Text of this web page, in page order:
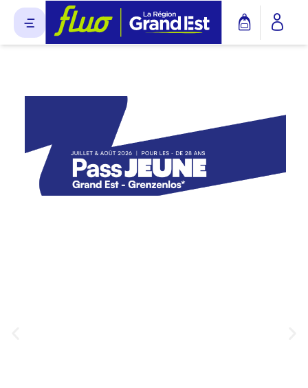
Panneau de gestion des cookies